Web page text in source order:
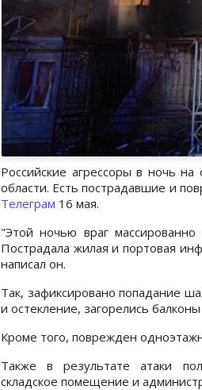
Российские агрессоры в ночь
области. Есть пострадавшие и
Телеграм 16 мая.
"Этой ночью враг
Пострадала жилая и портовая
написал он.
Так, зафиксировано попадание
и остекление, загорелись
Кроме того, поврежден
Также в результате атаки
складское помещение и